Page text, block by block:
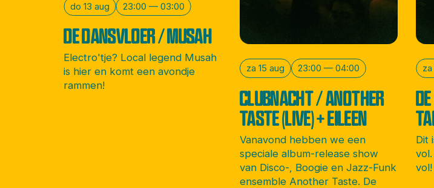
do 13 aug 23:00 — 03:00
DE DANSVLOER / MUSAH
Electro'tje? Local legend Musah
is hier en komt een avondje
rammen!
za 15 aug 23:00 — 04:00
CLUBNACHT / ANOTHER
TASTE (LIVE) + EILEEN
Vanavond hebben we een
speciale album-release show
van Disco-, Boogie en Jazz-Funk
ensemble Another Taste. De
Dit
vol!